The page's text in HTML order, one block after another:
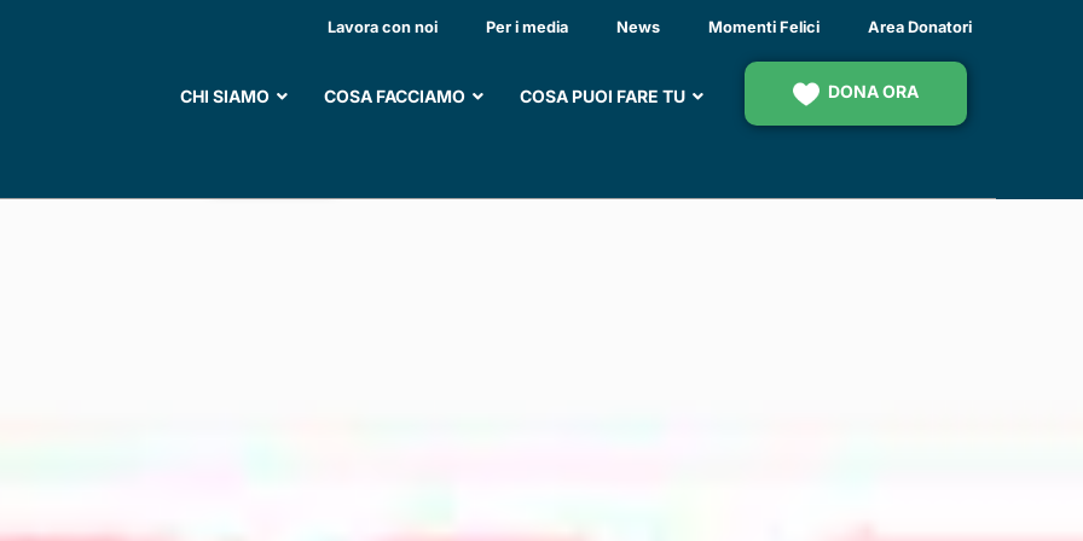
Lavora con noi Per i media News Momenti Felici Area Donatori
CHI SIAMO COSA FACCIAMO COSA PUOI FARE TU DONA ORA
DOMICILIARE